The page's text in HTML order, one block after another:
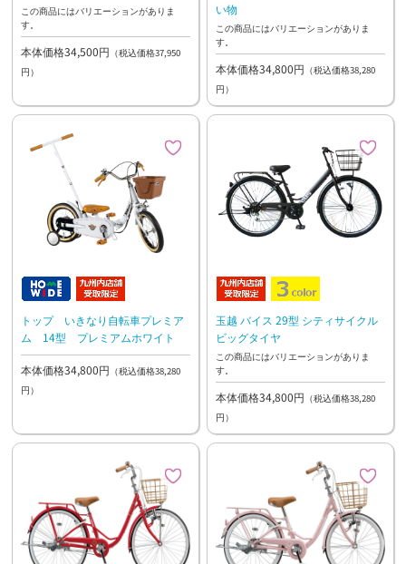
この商品にはバリエーションがありま
す。
本体価格34,500円 （税込価格37,950
円）
い物
この商品にはバリエーションがありま
す。
本体価格34,800円 （税込価格38,280
円）
トップ いきなり自転車プレミア
ム 14型 プレミアムホワイト
本体価格34,800円 （税込価格38,280
円）
玉越 バイス 29型 シティサイクル
ビッグタイヤ
この商品にはバリエーションがありま
す。
本体価格34,800円 （税込価格38,280
円）